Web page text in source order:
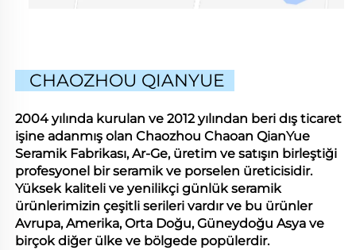
CHAOZHOU QIANYUE
2004 yılında kurulan ve 2012 yılından beri dış ticaret
işine adanmış olan Chaozhou Chaoan QianYue
Seramik Fabrikası, Ar-Ge, üretim ve satışın birleştiği
profesyonel bir seramik ve porselen üreticisidir.
Yüksek kaliteli ve yenilikçi günlük seramik
ürünlerimizin çeşitli serileri vardır ve bu ürünler
Avrupa, Amerika, Orta Doğu, Güneydoğu Asya ve
birçok diğer ülke ve bölgede popülerdir.